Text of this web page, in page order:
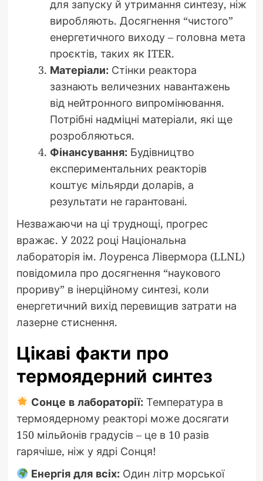
для запуску й утримання синтезу, ніж
виробляють. Досягнення “чистого”
енергетичного виходу – головна мета
проєктів, таких як ITER.
Матеріали:Стінки реактора
зазнають величезних навантажень
від нейтронного випромінювання.
Потрібні надміцні матеріали, які ще
розробляються.
Фінансування:Будівництво
експериментальних реакторів
коштує мільярди доларів, а
результати не гарантовані.
Незважаючи на ці труднощі, прогрес
вражає. У 2022 році Національна
лабораторія ім. Лоуренса Лівермора (LLNL)
повідомила про досягнення “наукового
прориву” в інерційному синтезі, коли
енергетичний вихід перевищив затрати на
лазерне стиснення.
Цікаві факти про
термоядерний синтез
Сонце в лабораторії: Температура в
термоядерному реакторі може досягати
150 мільйонів градусів – це в 10 разів
гарячіше, ніж у ядрі Сонця!
Енергія для всіх: Один літр морської